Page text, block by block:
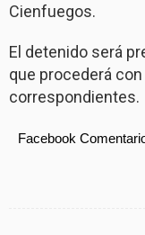
Cienfuegos.
El detenido será
que procederá
correspondientes.
Facebook